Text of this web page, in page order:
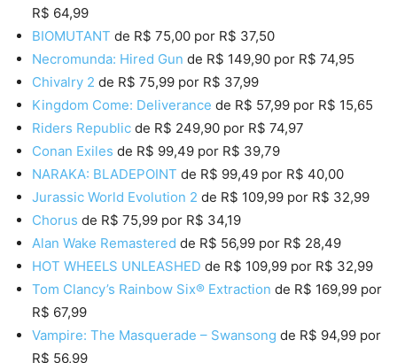
R$ 64,99
BIOMUTANT de R$ 75,00 por R$ 37,50
Necromunda: Hired Gun de R$ 149,90 por R$ 74,95
Chivalry 2 de R$ 75,99 por R$ 37,99
Kingdom Come: Deliverance de R$ 57,99 por R$ 15,65
Riders Republic de R$ 249,90 por R$ 74,97
Conan Exiles de R$ 99,49 por R$ 39,79
NARAKA: BLADEPOINT de R$ 99,49 por R$ 40,00
Jurassic World Evolution 2 de R$ 109,99 por R$ 32,99
Chorus de R$ 75,99 por R$ 34,19
Alan Wake Remastered de R$ 56,99 por R$ 28,49
HOT WHEELS UNLEASHED de R$ 109,99 por R$ 32,99
Tom Clancy’s Rainbow Six® Extraction de R$ 169,99 por
R$ 67,99
Vampire: The Masquerade – Swansong de R$ 94,99 por
R$ 56,99